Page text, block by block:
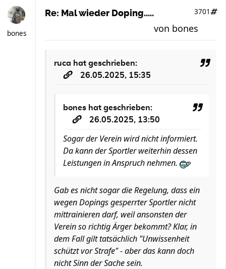
bones
Re: Mal wieder Doping..... 3701
von bones
ruca hat geschrieben:
26.05.2025, 15:35
bones hat geschrieben:
26.05.2025, 13:50
Sogar der Verein wird nicht informiert.
Da kann der Sportler weiterhin dessen
Leistungen in Anspruch nehmen.
Gab es nicht sogar die Regelung, dass ein
wegen Dopings gesperrter Sportler nicht
mittrainieren darf, weil ansonsten der
Verein so richtig Ärger bekommt? Klar, in
dem Fall gilt tatsächlich "Unwissenheit
schützt vor Strafe" - aber das kann doch
nicht Sinn der Sache sein.